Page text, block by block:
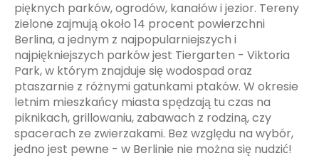
pięknych parków, ogrodów, kanałów i jezior. Tereny
zielone zajmują około 14 procent powierzchni
Berlina, a jednym z najpopularniejszych i
najpiękniejszych parków jest Tiergarten - Viktoria
Park, w którym znajduje się wodospad oraz
ptaszarnie z różnymi gatunkami ptaków. W okresie
letnim mieszkańcy miasta spędzają tu czas na
piknikach, grillowaniu, zabawach z rodziną, czy
spacerach ze zwierzakami. Bez względu na wybór,
jedno jest pewne - w Berlinie nie można się nudzić!